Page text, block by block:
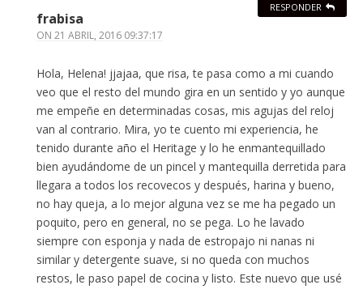
frabisa
ON 21 ABRIL, 2016 09:37:17
Hola, Helena! jjajaa, que risa, te pasa como a mi cuando
veo que el resto del mundo gira en un sentido y yo aunque
me empeñe en determinadas cosas, mis agujas del reloj
van al contrario. Mira, yo te cuento mi experiencia, he
tenido durante año el Heritage y lo he enmantequillado
bien ayudándome de un pincel y mantequilla derretida para
llegara a todos los recovecos y después, harina y bueno,
no hay queja, a lo mejor alguna vez se me ha pegado un
poquito, pero en general, no se pega. Lo he lavado
siempre con esponja y nada de estropajo ni nanas ni
similar y detergente suave, si no queda con muchos
restos, le paso papel de cocina y listo. Este nuevo que usé
RESPONDER